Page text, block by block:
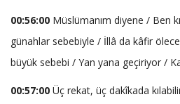
00:56:00 Müslümanım diyene / Ben
günahlar sebebiyle / İllâ da kâfir
büyük sebebi / Yan yana geçiriyor /
00:57:00 Üç rekat, üç dakîkada